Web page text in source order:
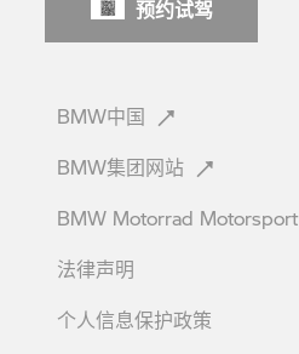
预约试驾
BMW中国
BMW集团网站
BMW Motorrad Motorsport
法律声明
个人信息保护政策